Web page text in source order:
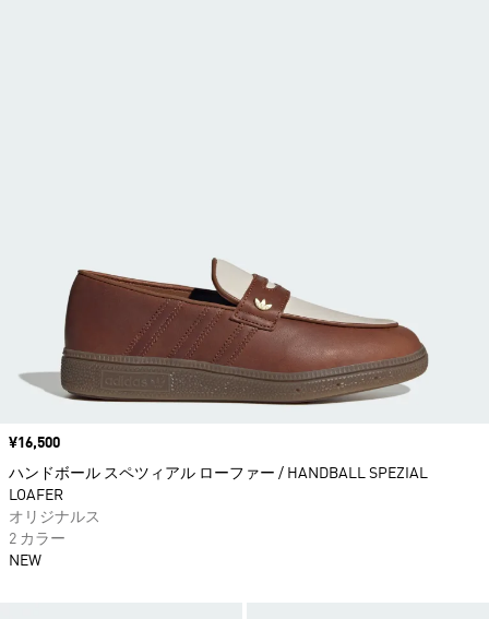
価格
¥16,500
ハンドボール スペツィアル ローファー / HANDBALL SPEZIAL
LOAFER
オリジナルス
2 カラー
NEW